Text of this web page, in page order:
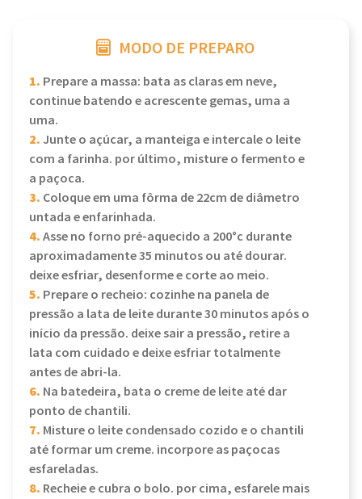
MODO DE PREPARO
1. Prepare a massa: bata as claras em neve,
continue batendo e acrescente gemas, uma a
uma.
2. Junte o açúcar, a manteiga e intercale o leite
com a farinha. por último, misture o fermento e
a paçoca.
3. Coloque em uma fôrma de 22cm de diâmetro
untada e enfarinhada.
4.Asse no forno pré-aquecido a 200°c durante
aproximadamente 35 minutos ou até dourar.
deixe esfriar, desenforme e corte ao meio.
5. Prepare o recheio: cozinhe na panela de
pressão a lata de leite durante 30 minutos após o
início da pressão. deixe sair a pressão, retire a
lata com cuidado e deixe esfriar totalmente
antes de abri-la.
6. Na batedeira, bata o creme de leite até dar
ponto de chantili.
7. Misture o leite condensado cozido e o chantili
até formar um creme. incorpore as paçocas
esfareladas.
8. Recheie e cubra o bolo. por cima, esfarele mais